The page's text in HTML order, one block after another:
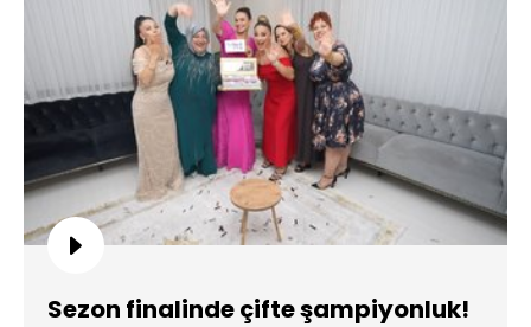
Sezon finalinde çifte şampiyonluk!